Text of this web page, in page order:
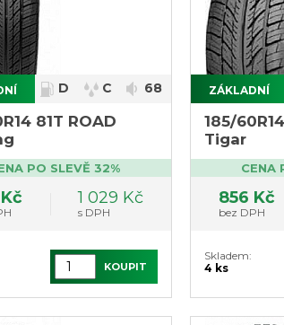
D C 68
81T ROAD
PO SLEVĚ 32%
1 029 Kč
s DPH
KOUPIT
ZÁKLADNÍ
185/
Tigar
CENA
856 Kč
bez DPH
Skladem:
4 ks